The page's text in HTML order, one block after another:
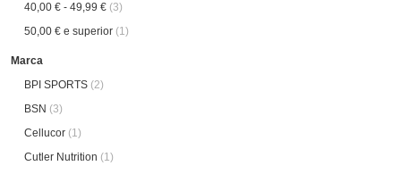
40,00 € - 49,99 € (3)
50,00 € e superior (1)
Marca
BPI SPORTS (2)
BSN (3)
Cellucor (1)
Cutler Nutrition (1)